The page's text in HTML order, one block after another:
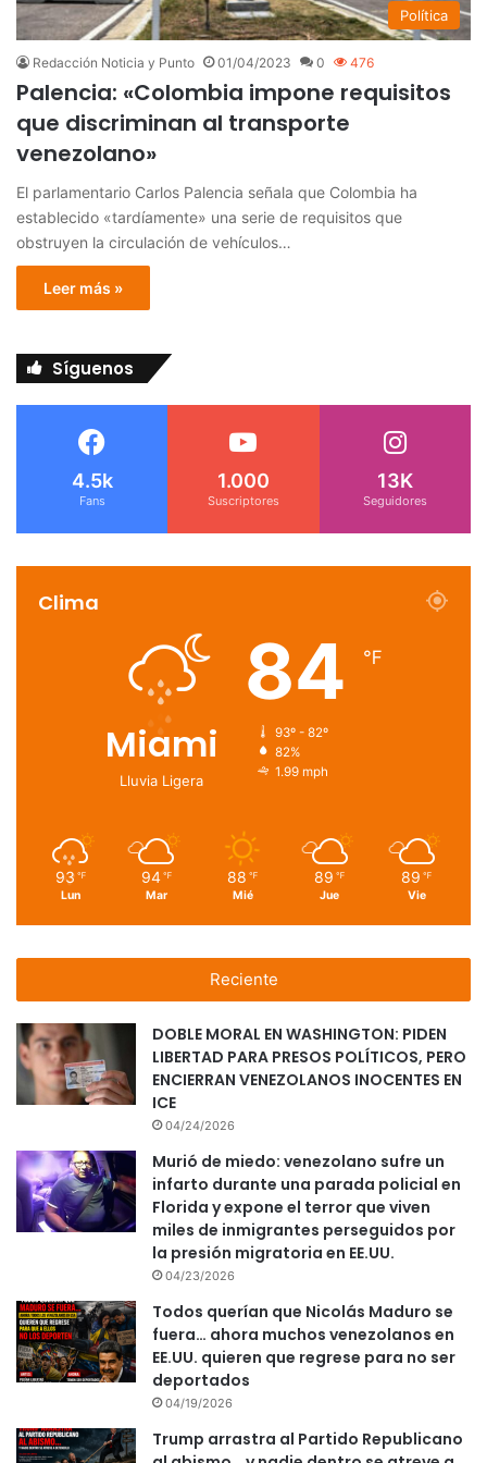
Política
Redacción Noticia y Punto 01/04/2023 0 476
Palencia: «Colombia impone requisitos
que discriminan al transporte
venezolano»
El parlamentario Carlos Palencia señala que Colombia ha
establecido «tardíamente» una serie de requisitos que
obstruyen la circulación de vehículos…
Leer más »
Síguenos
4.5k
Fans
1.000
Suscriptores
13K
Seguidores
Clima
Miami
Lluvia Ligera
84 ℉
93º - 82º
82%
1.99 mph
93 ℉
Lun
94 ℉
Mar
88 ℉
Mié
89 ℉
Jue
89 ℉
Vie
Reciente
DOBLE MORAL EN WASHINGTON: PIDEN
LIBERTAD PARA PRESOS POLÍTICOS, PERO
ENCIERRAN VENEZOLANOS INOCENTES EN
ICE
04/24/2026
Murió de miedo: venezolano sufre un
infarto durante una parada policial en
Florida y expone el terror que viven
miles de inmigrantes perseguidos por
la presión migratoria en EE.UU.
04/23/2026
Todos querían que Nicolás Maduro se
fuera… ahora muchos venezolanos en
EE.UU. quieren que regrese para no ser
deportados
04/19/2026
Trump arrastra al Partido Republicano